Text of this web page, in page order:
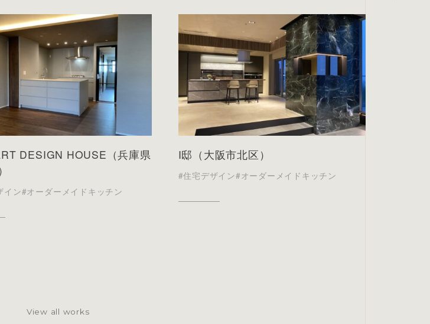
DESIGN HOUSE（兵庫県
イン#オーダーメイドキッチン
I邸（大阪市北区）
#住宅デザイン#オーダーメイドキッチン
View all works